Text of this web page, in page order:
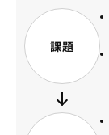
課題